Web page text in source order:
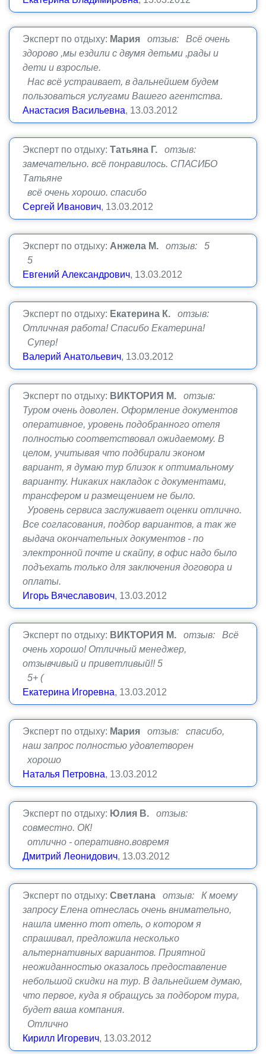
Эксперт по отдыху: Мария
отзыв: Всё очень
здорово ,мы ездили с двумя детьми ,рады и
дети и взрослые.
Нас всё устраивает, в дальнейшем будем
пользоваться услугами Вашего агентства.
Анастасия Васильевна, 13.03.2012
Эксперт по отдыху: Татьяна Г.
отзыв:
замечательно. всё понравилось. СПАСИБО
Татьяне
всё очень хорошо. спасибо
Сергей Иванович, 13.03.2012
Эксперт по отдыху: Анжела М.
отзыв: 5
5
Евгений Александрович, 13.03.2012
Эксперт по отдыху: Екатерина К.
отзыв:
Отличная работа! Спасибо Екатерина!
Супер!
Валерий Анатольевич, 13.03.2012
Эксперт по отдыху: ВИКТОРИЯ М.
отзыв:
Туром очень доволен. Оформление документов
оперативное, уровень подобранного отеля
полностью соответствовал ожидаемому. В
целом, учитывая что подбирали эконом
вариант, я думаю тур близок к оптимальному
варианту. Никаких накладок с документами,
трансфером и размещением не было.
Уровень сервиса заслуживает оценки отлично.
Все согласования, подбор вариантов, а так же
выдача окончательных документов - по
электронной почте и скайпу, в офис надо было
подъехать только для заключения договора и
оплаты.
Игорь Вячеславович, 13.03.2012
Эксперт по отдыху: ВИКТОРИЯ М.
отзыв: Всё
очень хорошо! Отличный менеджер,
отзывчивый и приветливый!! 5
5+ (
Екатерина Игоревна, 13.03.2012
Эксперт по отдыху: Мария
отзыв: спасибо,
наш запрос полностью удовлетворен
хорошо
Наталья Петровна, 13.03.2012
Эксперт по отдыху: Юлия В.
отзыв:
совместно. ОК!
отлично - оперативно.вовремя
Дмитрий Леонидович, 13.03.2012
Эксперт по отдыху: Светлана
отзыв: К моему
запросу Елена отнеслась очень внимательно,
нашла именно тот отель, о котором я
спрашивал, предложила несколько
альтернативных вариантов. Приятной
неожиданностью оказалось предоставление
небольшой скидки на тур. В дальнейшем думаю,
что первое, куда я обращусь за подбором тура,
будет ваша компания.
Отлично
Кирилл Игоревич, 13.03.2012